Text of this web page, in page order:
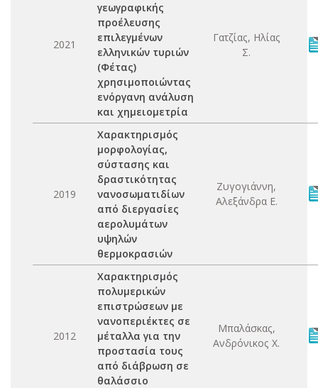
2021
γεωγραφικής
προέλευσης
επιλεγμένων
ελληνικών τυριών
(Φέτας)
χρησιμοποιώντας
ενόργανη ανάλυση
και χημειομετρία
Γατζίας, Ηλίας
Σ.
2019
Χαρακτηρισμός
μορφολογίας,
σύστασης και
δραστικότητας
νανοσωματιδίων
από διεργασίες
αερολυμάτων
υψηλών
θερμοκρασιών
Ζυγογιάννη,
Αλεξάνδρα Ε.
2012
Χαρακτηρισμός
πολυμερικών
επιστρώσεων με
νανοπεριέκτες σε
μέταλλα για την
προστασία τους
από διάβρωση σε
θαλάσσιο
Μπαλάσκας,
Ανδρόνικος Χ.